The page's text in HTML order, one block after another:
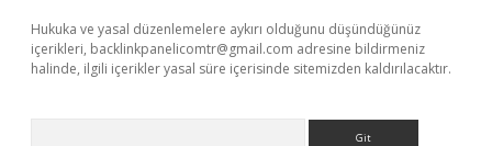
Hukuka ve yasal düzenlemelere aykırı olduğunu düşündüğünüz
içerikleri, backlinkpanelicomtr@gmail.com adresine bildirmeniz
halinde, ilgili içerikler yasal süre içerisinde sitemizden kaldırılacaktır.